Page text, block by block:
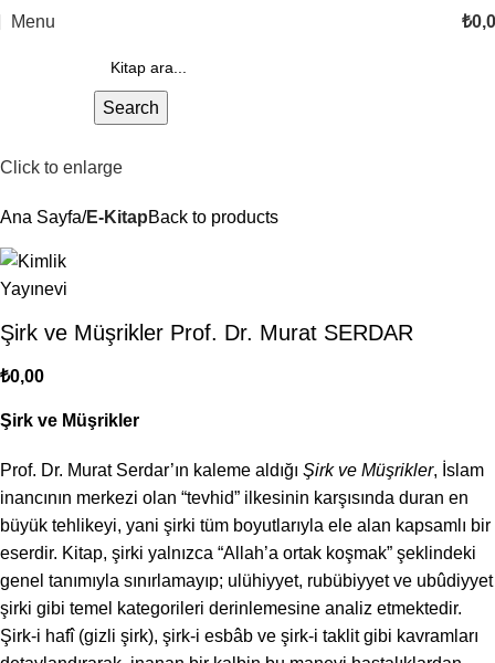
Menu ₺
Search
Click to enlarge
Ana Sayfa E-KitapBack to products
Şirk ve Müşrikler Prof. Dr. Murat SERDAR
₺0,00
Şirk ve Müşrikler
Prof. Dr. Murat Serdar’ın kaleme aldığı Şirk ve Müşrikler, İslam
inancının merkezi olan “tevhid” ilkesinin karşısında duran en
büyük tehlikeyi, yani şirki tüm boyutlarıyla ele alan kapsamlı bir
eserdir. Kitap, şirki yalnızca “Allah’a ortak koşmak” şeklindeki
genel tanımıyla sınırlamayıp; ulühiyyet, rubübiyyet ve ubûdiyyet
şirki gibi temel kategorileri derinlemesine analiz etmektedir.
Şirk-i hafî (gizli şirk), şirk-i esbâb ve şirk-i taklit gibi kavramları